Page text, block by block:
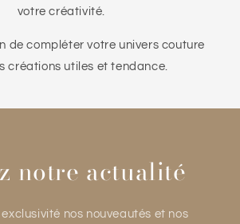
votre créativité.
de compléter votre univers couture
créations utiles et tendance.
notre actualité
exclusivité nos nouveautés et nos